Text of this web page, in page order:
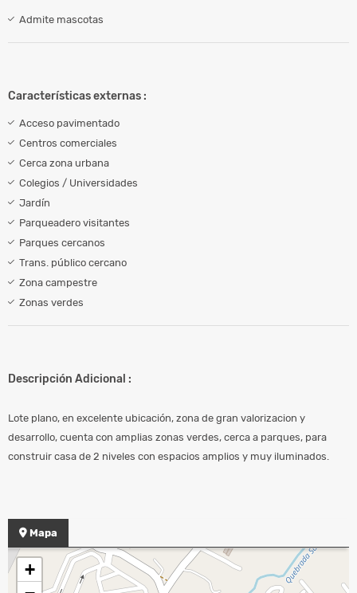
Admite mascotas
Características externas :
Acceso pavimentado
Centros comerciales
Cerca zona urbana
Colegios / Universidades
Jardín
Parqueadero visitantes
Parques cercanos
Trans. público cercano
Zona campestre
Zonas verdes
Descripción Adicional :
Lote plano, en excelente ubicación, zona de gran valorizacion y
desarrollo, cuenta con amplias zonas verdes, cerca a parques, para
construir casa de 2 niveles con espacios amplios y muy iluminados.
Mapa
+